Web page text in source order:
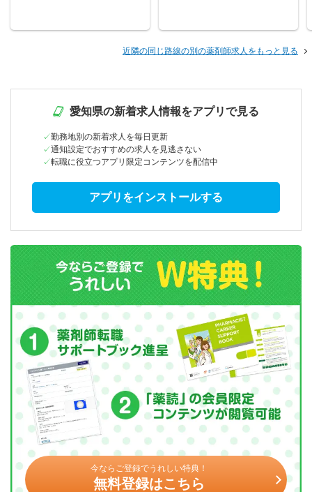
近隣の同じ路線の別の薬剤師求人をもっと見る
愛知県の新着求人情報をアプリで見る
勤務地別の新着求人を毎日更新
通知設定でおすすめの求人を見逃さない
転職に役立つアプリ限定コンテンツを配信中
アプリをインストールする
今ならご登録でうれしい特典！
無料登録はこちら